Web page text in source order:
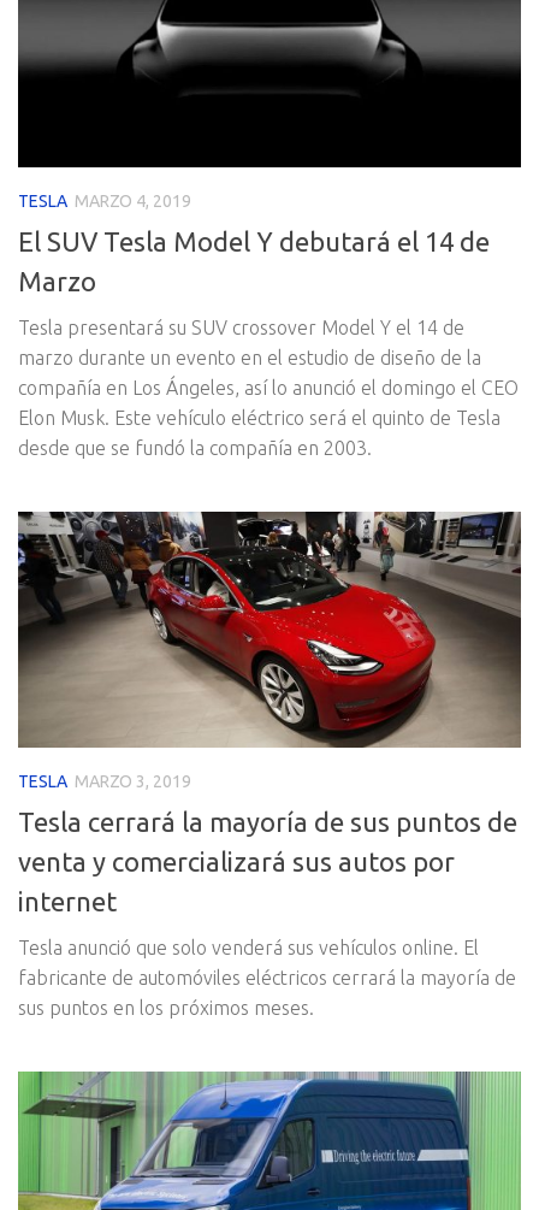
TESLA MARZO 4, 2019
El SUV Tesla Model Y debutará el 14 de
Marzo
Tesla presentará su SUV crossover Model Y el 14 de
marzo durante un evento en el estudio de diseño de la
compañía en Los Ángeles, así lo anunció el domingo el CEO
Elon Musk. Este vehículo eléctrico será el quinto de Tesla
desde que se fundó la compañía en 2003.
TESLA MARZO 3, 2019
Tesla cerrará la mayoría de sus puntos de
venta y comercializará sus autos por
internet
Tesla anunció que solo venderá sus vehículos online. El
fabricante de automóviles eléctricos cerrará la mayoría de
sus puntos en los próximos meses.